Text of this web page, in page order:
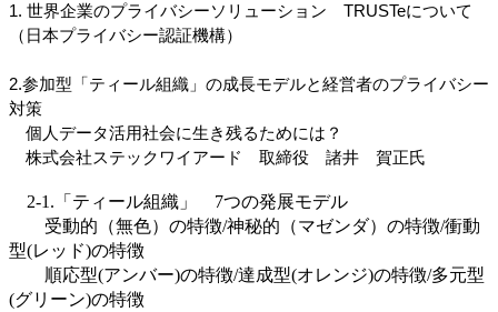
1. 世界企業のプライバシーソリューション　TRUSTeについて
（日本プライバシー認証機構）
2.参加型「ティール組織」の成長モデルと経営者のプライバシー
対策
個人データ活用社会に生き残るためには？
株式会社ステックワイアード　取締役　諸井　賀正氏
2-1.「ティール組織」 7つの発展モデル
受動的（無色）の特徴/神秘的（マゼンダ）の特徴/衝動
型(レッド)の特徴
順応型(アンバー)の特徴/達成型(オレンジ)の特徴/多元型
(グリーン)の特徴